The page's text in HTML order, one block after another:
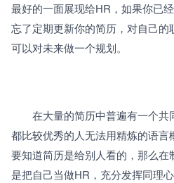
最好的一面展现给HR，如果你已
忘了定期更新你的简历，对自己
可以对未来做一个规划。
在大量的简历中普遍有一个共
都比较优秀的人无法用精炼的语言
要知道简历是给别人看的，那么
是把自己当做HR，充分发挥同理